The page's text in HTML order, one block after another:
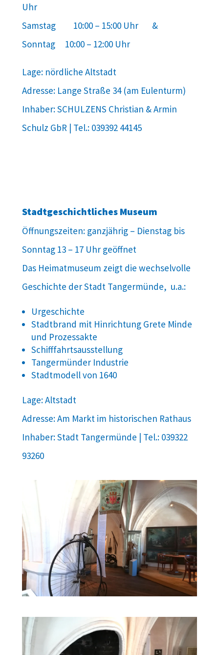
Uhr
Samstag 10:00 – 15:00 Uhr &
Sonntag 10:00 – 12:00 Uhr
Lage: nördliche Altstadt
Adresse: Lange Straße 34 (am Eulenturm)
Inhaber: SCHULZENS Christian & Armin
Schulz GbR | Tel.: 039392 44145
Stadtgeschichtliches Museum
Öffnungszeiten: ganzjährig – Dienstag bis
Sonntag 13 – 17 Uhr geöffnet
Das Heimatmuseum zeigt die wechselvolle
Geschichte der Stadt Tangermünde, u.a.:
Urgeschichte
Stadtbrand mit Hinrichtung Grete Minde
und Prozessakte
Schifffahrtsausstellung
Tangermünder Industrie
Stadtmodell von 1640
Lage: Altstadt
Adresse: Am Markt im historischen Rathaus
Inhaber: Stadt Tangermünde | Tel.: 039322
93260